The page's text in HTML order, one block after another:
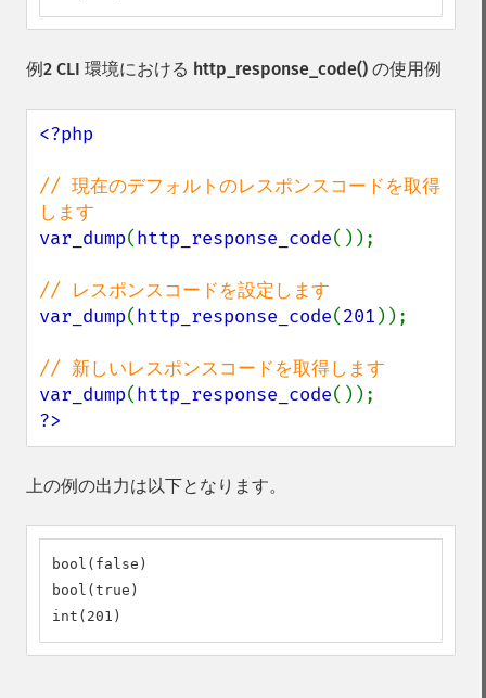
例2 CLI 環境における http_response_code() の使用例
<?php
// 現在のデフォルトのレスポンスコードを取得
var_dump(http_response_code());
var_dump(http_response_code(201 ));
var_dump(http_response_code
?>
上の例の出力は以下となります。
bool(false)
bool(true)
int(201)